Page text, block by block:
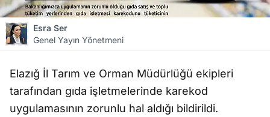
Esra Ser
Genel Yayın Yönetmeni
Elazığ İl Tarım ve Orman Müdürlüğü ekipleri
tarafından gıda işletmelerinde karekod
uygulamasının zorunlu hal aldığı bildirildi.